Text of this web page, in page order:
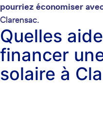
pourriez économiser
Clarensac.
Quelles
financer
solaire à